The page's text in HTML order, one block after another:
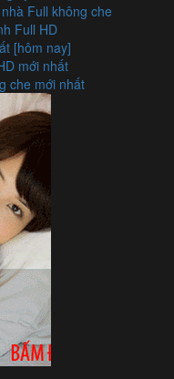
Full không che
Full HD
[hôm nay]
mới nhất
che mới nhất